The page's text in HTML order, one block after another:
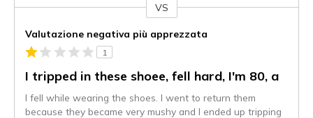
VS
Valutazione negativa più apprezzata
1
I tripped in these shoee, fell hard, I'm 80, a
I fell while wearing the shoes. I went to return them
because they became very mushy and I ended up tripping